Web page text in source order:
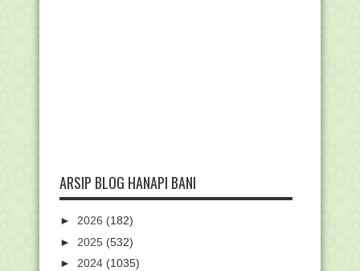
ARSIP BLOG HANAPI BANI
► 2026 (182)
► 2025 (532)
► 2024 (1035)